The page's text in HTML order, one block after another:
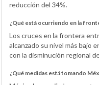
reducción del 34%.
¿Qué está ocurriendo en la
Los cruces en la frontera
alcanzado su nivel más bajo
con la disminución regional
¿Qué medidas está tomando